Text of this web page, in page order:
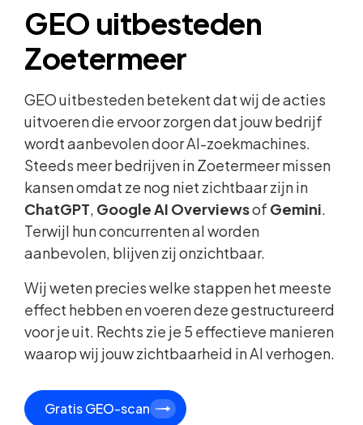
GEO uitbesteden
Zoetermeer
GEO uitbesteden betekent dat wij de acties
uitvoeren die ervoor zorgen dat jouw bedrijf
wordt aanbevolen door AI-zoekmachines.
Steeds meer bedrijven in Zoetermeer missen
kansen omdat ze nog niet zichtbaar zijn in
ChatGPT, Google AI Overviewsof Gemini.
Terwijl hun concurrenten al worden
aanbevolen, blijven zij onzichtbaar.
Wij weten precies welke stappen het meeste
effect hebben en voeren deze gestructureerd
voor je uit. Rechts zie je 5 effectieve manieren
waarop wij jouw zichtbaarheid in AI verhogen.
Gratis GEO-scan